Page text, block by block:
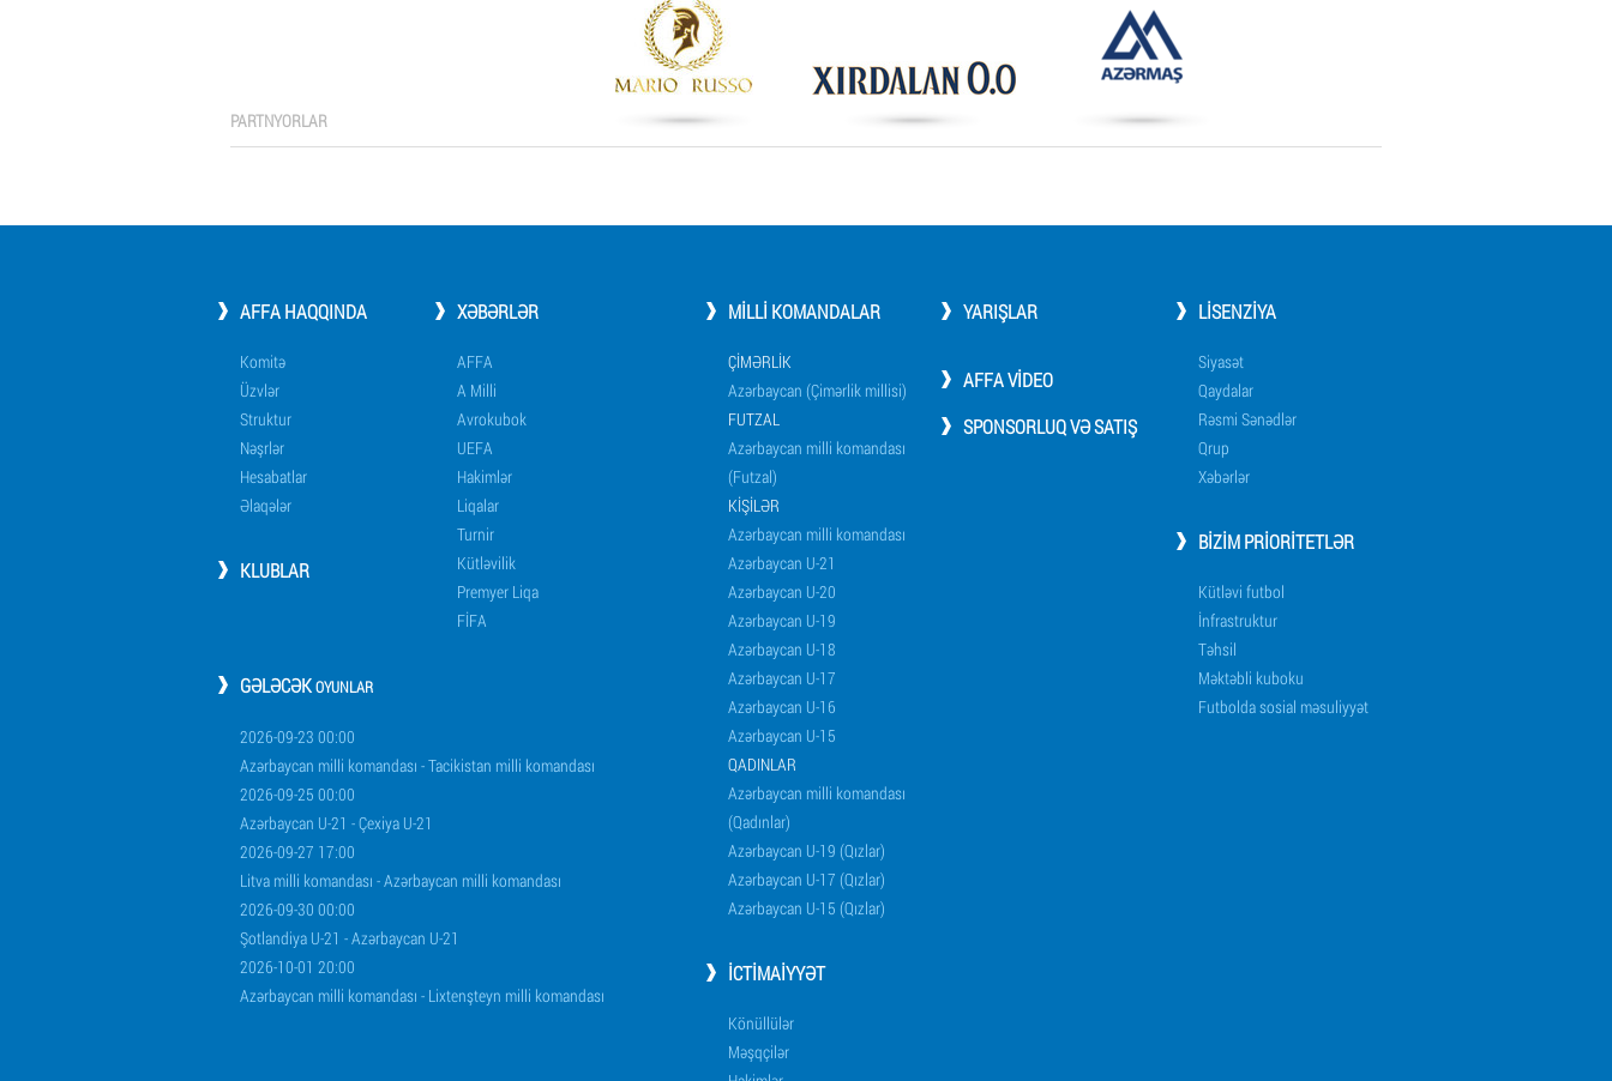
PARTNYORLAR
AFFA HAQQINDA
Komitə
Üzvlər
Struktur
Nəşrlər
Hesabatlar
Əlaqələr
KLUBLAR
XƏBƏRLƏR
AFFA
A Milli
Avrokubok
UEFA
Hakimlər
Liqalar
Turnir
Kütləvilik
Premyer Liqa
FİFA
GƏLƏCƏKOYUNLAR
2026-09-23 00:00
Azərbaycan milli komandası - Tacikistan milli komandası
2026-09-25 00:00
Azərbaycan U-21 - Çexiya U-21
2026-09-27 17:00
Litva milli komandası - Azərbaycan milli komandası
2026-09-30 00:00
Şotlandiya U-21 - Azərbaycan U-21
2026-10-01 20:00
Azərbaycan milli komandası - Lixtenşteyn milli komandası
MILLI KOMANDALAR
ÇIMƏRLIK
Azərbaycan (Çimərlik millisi)
FUTZAL
Azərbaycan milli komandası
(Futzal)
KIŞILƏR
Azərbaycan milli komandası
Azərbaycan U-21
Azərbaycan U-20
Azərbaycan U-19
Azərbaycan U-18
Azərbaycan U-17
Azərbaycan U-16
Azərbaycan U-15
QADINLAR
Azərbaycan milli komandası
(Qadınlar)
Azərbaycan U-19 (Qızlar)
Azərbaycan U-17 (Qızlar)
Azərbaycan U-15 (Qızlar)
İCTIMAIYYƏT
Könüllülər
Məşqçilər
YARIŞLAR
AFFA VIDEO
SPONSORLUQ VƏ SATIŞ
LISENZIYA
Siyasət
Qaydalar
Rəsmi Sənədlər
Qrup
Xəbərlər
BIZIM PRIORITETLƏR
Kütləvi futbol
İnfrastruktur
Təhsil
Məktəbli kuboku
Futbolda sosial məsuliyyət